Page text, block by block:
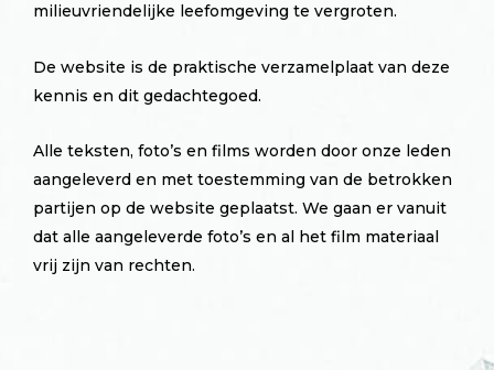
milieuvriendelijke leefomgeving te vergroten.
De website is de praktische verzamelplaat van deze
kennis en dit gedachtegoed.
Alle teksten, foto’s en films worden door onze leden
aangeleverd en met toestemming van de betrokken
partijen op de website geplaatst. We gaan er vanuit
dat alle aangeleverde foto’s en al het film materiaal
vrij zijn van rechten.